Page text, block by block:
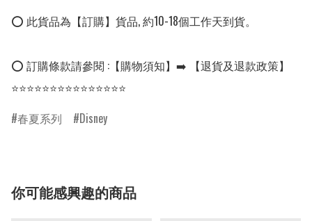
⭕ 此貨品為【訂購】貨品, 約10-18個工作天到貨。
⭕ 訂購條款請參閱 :【購物須知】➡️ 【退貨及退款政策】
⭐⭐⭐⭐⭐⭐⭐⭐⭐⭐⭐⭐⭐⭐⭐
春夏系列
Disney
你可能感興趣的商品